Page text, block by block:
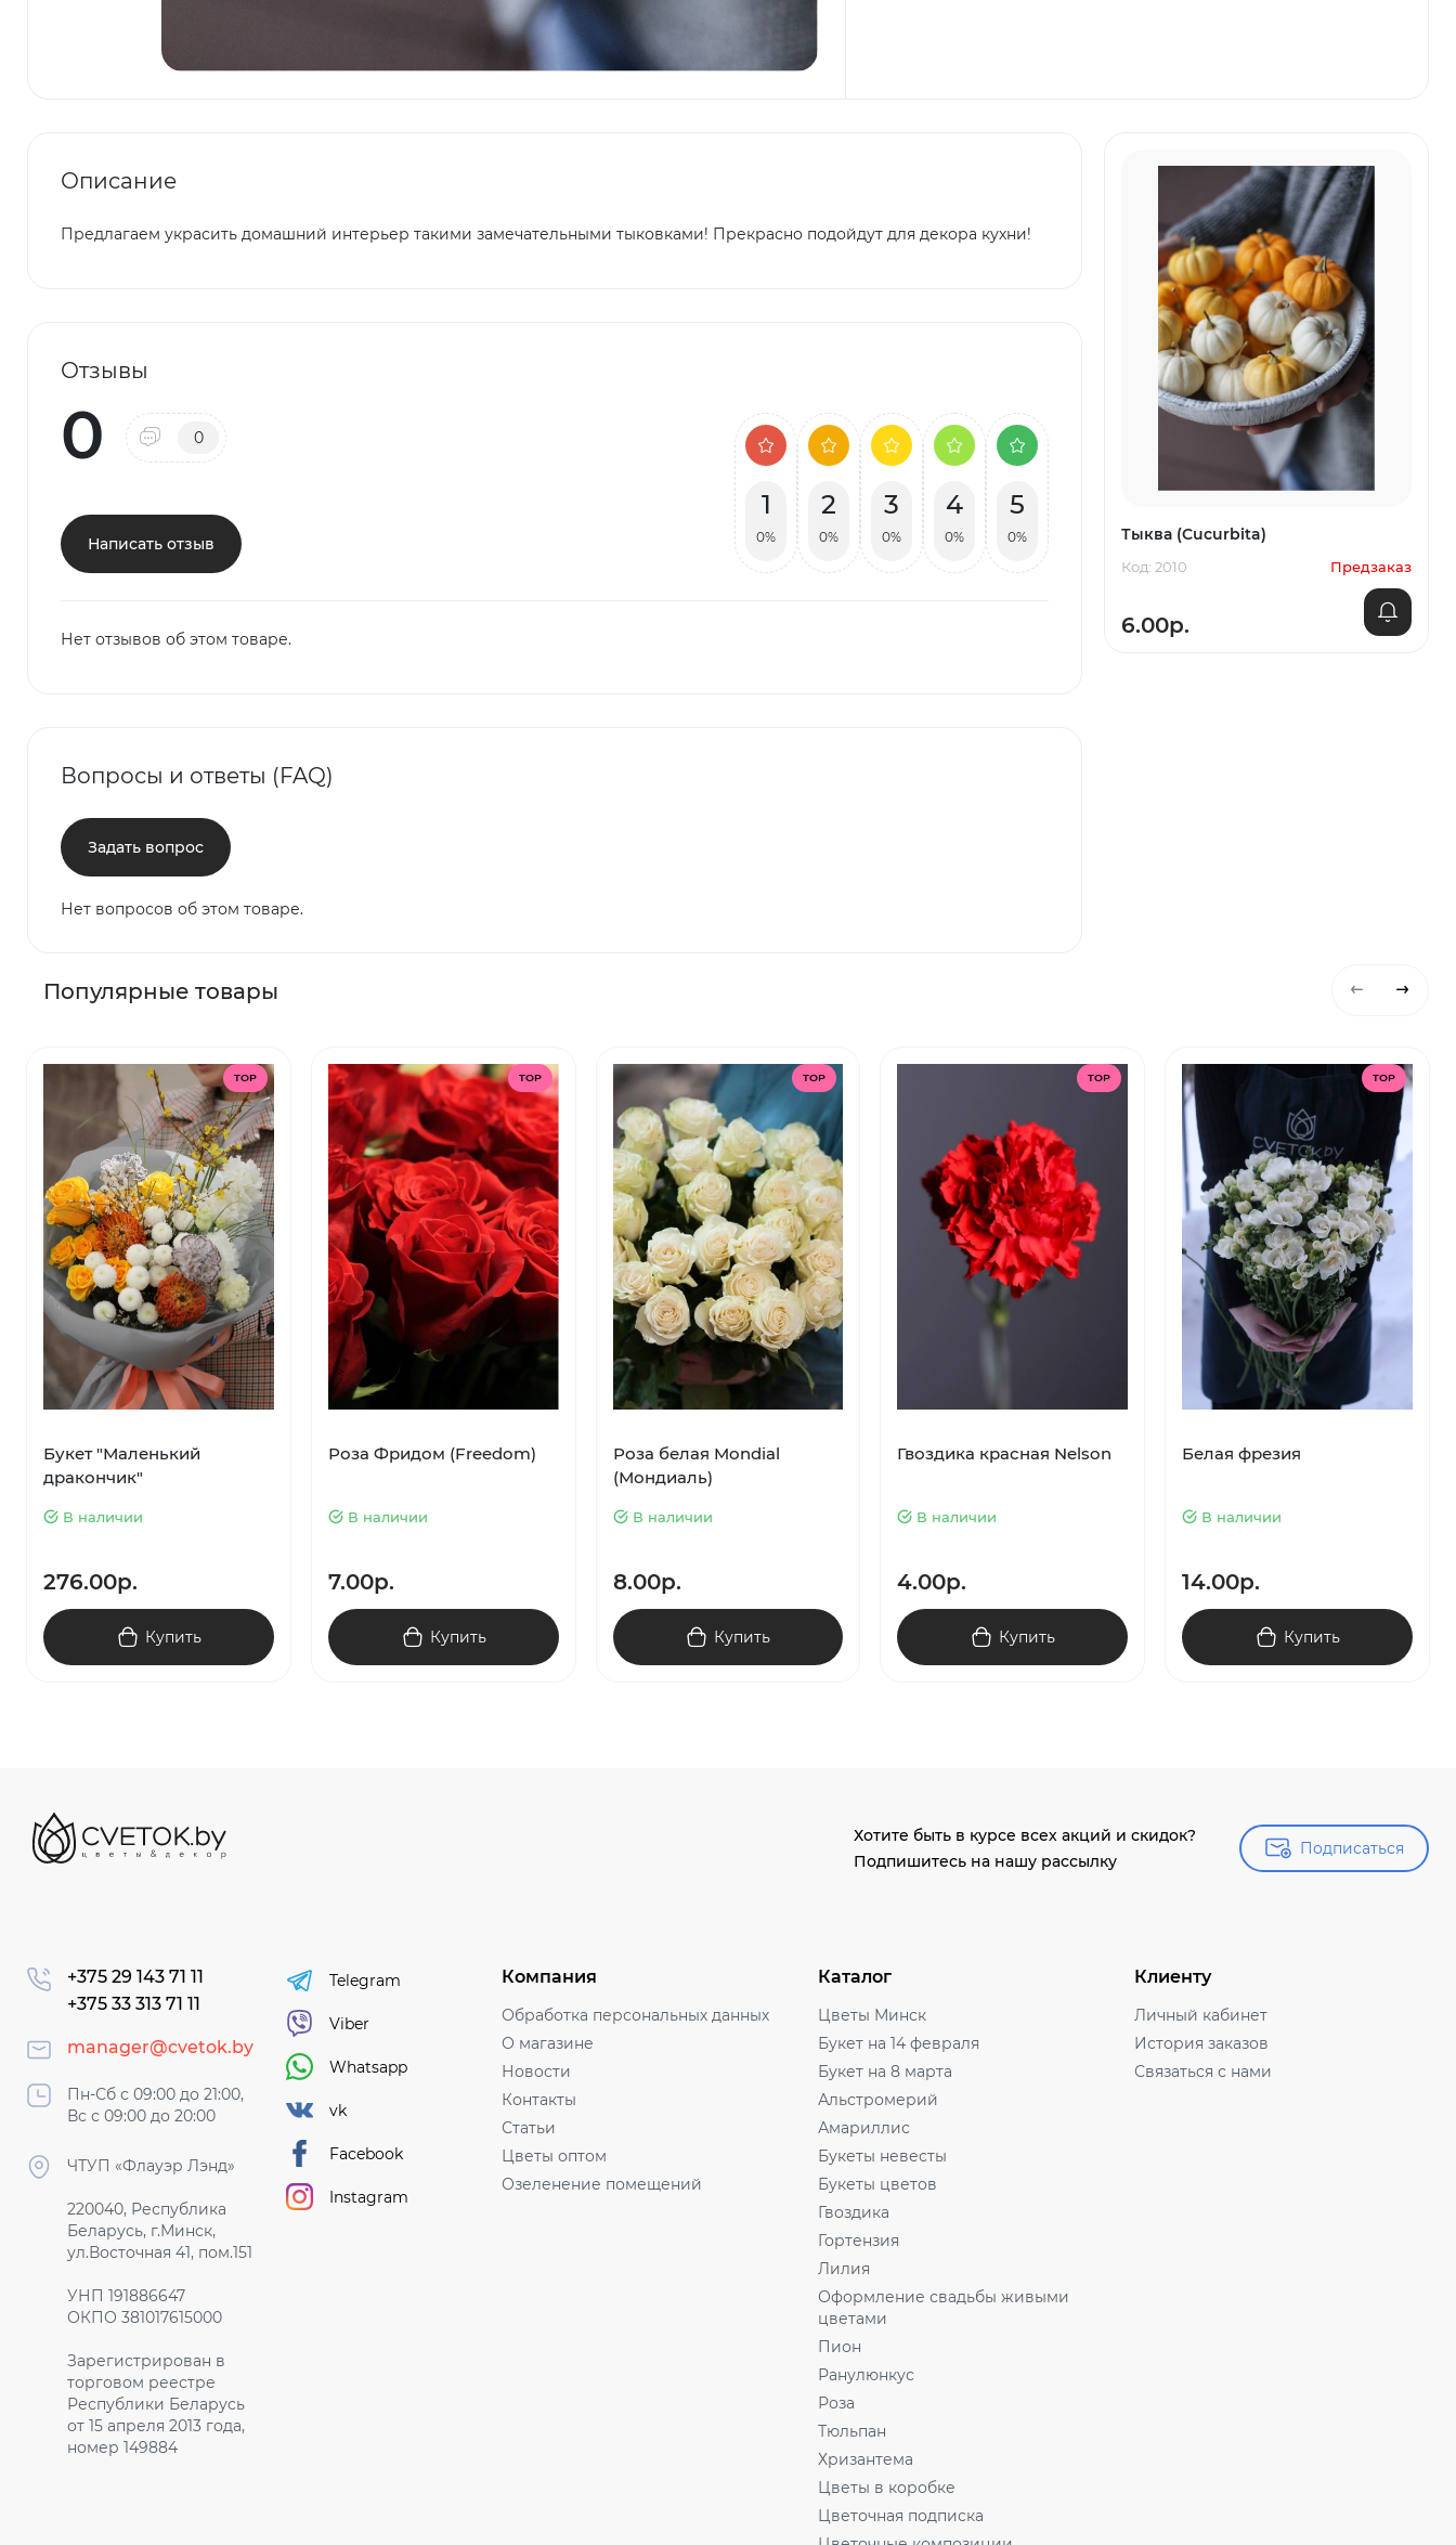
Описание
Предлагаем украсить домашний интерьер такими замечательными тыковками! Прекрасно подойдут для декора кухни!
Отзывы
0 0
Написать отзыв
1
0%
2
0%
3
0%
4
0%
5
0%
Нет отзывов об этом товаре.
Вопросы и ответы (FAQ)
Задать вопрос
Нет вопросов об этом товаре.
Тыква (Cucurbita)
Код: 2010 Предзаказ
6.00р.
Популярные товары
TOP
Букет "Маленький
дракончик"
В наличии
276.00р.
Купить
TOP
Роза Фридом (Freedom)
В наличии
7.00р.
Купить
TOP
Роза белая Mondial
(Мондиаль)
В наличии
8.00р.
Купить
TOP
Гвоздика красная Nelson
В наличии
4.00р.
Купить
TOP
Белая фрезия
В наличии
14.00р.
Купить
Хотите быть в курсе всех акций и скидок?
Подпишитесь на нашу рассылку
Подписаться
Подписаться
+375 29 143 71 11
+375 33 313 71 11
manager@cvetok.by
Пн-Сб с 09:00 до 21:00,
Вс с 09:00 до 20:00
ЧТУП «Флауэр Лэнд»
220040, Республика
Беларусь, г.Минск,
ул.Восточная 41, пом.151
УНП 191886647
ОКПО 381017615000
Зарегистрирован в
торговом реестре
Республики Беларусь
от 15 апреля 2013 года,
номер 149884
Telegram
Viber
Whatsapp
vk
Facebook
Instagram
Компания
Обработка персональных данных
О магазине
Новости
Контакты
Статьи
Цветы оптом
Озеленение помещений
Каталог
Цветы Минск
Букет на 14 февраля
Букет на 8 марта
Альстромерий
Амариллис
Букеты невесты
Букеты цветов
Гвоздика
Гортензия
Лилия
Оформление свадьбы живыми
цветами
Пион
Ранулюнкус
Роза
Тюльпан
Хризантема
Цветы в коробке
Цветочная подписка
Клиенту
Личный кабинет
История заказов
Связаться с нами